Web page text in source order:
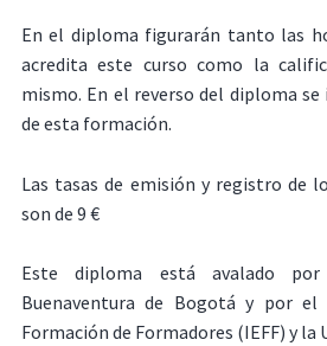
En el diploma figurarán tanto las
acredita este curso como la
mismo. En el reverso del diploma
de esta formación.
Las tasas de emisión y registro de
son de 9 €
Este diploma está avalado por
Buenaventura de Bogotá y por
Formación de Formadores (IEFF) y la